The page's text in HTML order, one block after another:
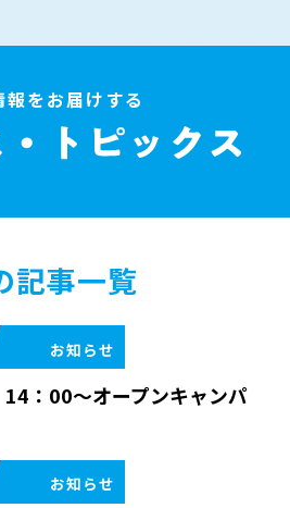
資料請求
報をお届けする
記事一覧
：00～オープンキャンパ